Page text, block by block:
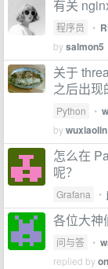
有关
程序员 •
bysalmon5
关于
之后出现
Python •
bywuxiaolin
怎么在
呢？
Grafana •
各位大神
问与答 •
replied by